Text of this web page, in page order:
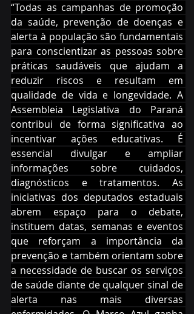
“Todas as campanhas de promoção
da saúde, prevenção de doenças e
alerta à população são fundamentais
para conscientizar as pessoas sobre
práticas saudáveis que ajudam a
reduzir riscos e resultam em
qualidade de vida e longevidade. A
Assembleia Legislativa do Paraná
contribui de forma significativa ao
incentivar ações educativas. É
essencial divulgar e ampliar
informações sobre cuidados,
diagnósticos e tratamentos. As
iniciativas dos deputados estaduais
abrem espaço para o debate,
instituem datas, semanas e eventos
que reforçam a importância da
prevenção e também orientam sobre
a necessidade de buscar os serviços
de saúde diante de qualquer sinal de
alerta nas mais diversas